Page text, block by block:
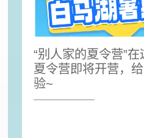
“别人家的夏令营”
夏令营即将开营，
验~